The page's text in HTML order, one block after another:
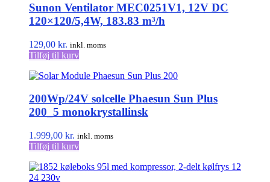
Sunon Ventilator MEC0251V1, 12V DC
120×120/5,4W, 183.83 m³/h
129,00 kr. inkl. moms
Tilføj til kurv
200Wp/24V solcelle Phaesun Sun Plus
200_5 monokrystallinsk
1.999,00 kr. inkl. moms
Tilføj til kurv